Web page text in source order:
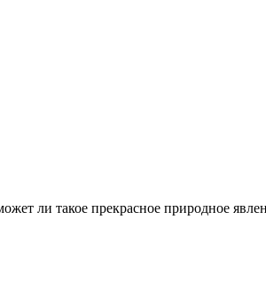
ли такое прекрасное природное